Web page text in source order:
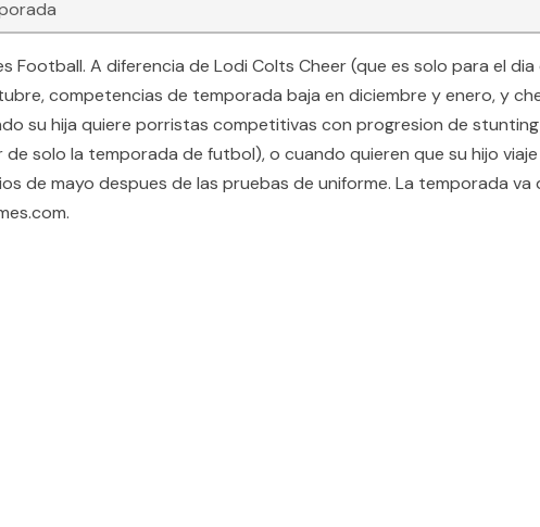
Football. A diferencia de Lodi Colts Cheer (que es solo para el
competencias de temporada baja en diciembre y enero, y
su hija quiere porristas competitivas con progresion de
solo la temporada de futbol), o cuando quieren que su hijo
de mayo despues de las pruebas de uniforme. La temporada